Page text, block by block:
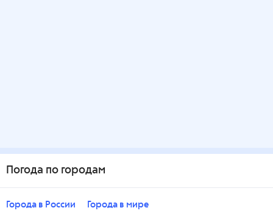
Погода по городам
Города в России Города в мире